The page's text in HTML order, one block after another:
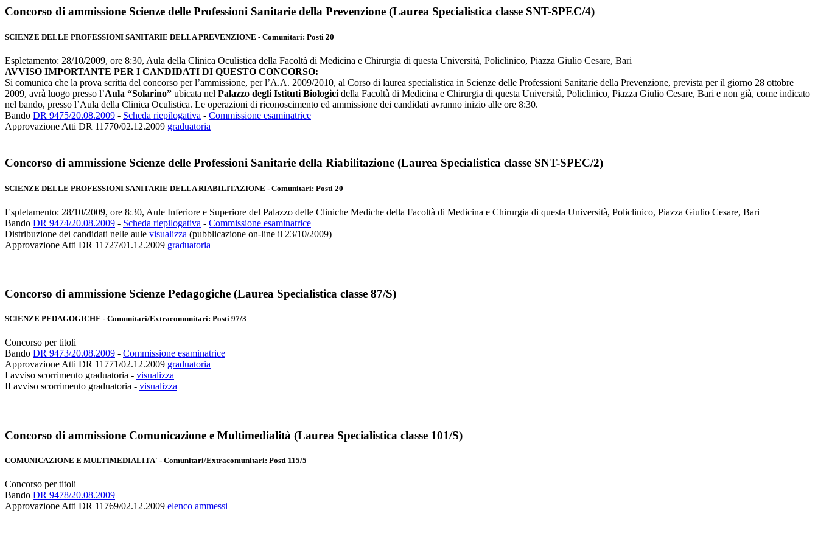
Concorso di ammissione Scienze delle Professioni Sanitarie della Prevenzione (Laurea Specialistica classe SNT-SPEC/4)
SCIENZE DELLE PROFESSIONI SANITARIE DELLA PREVENZIONE - Comunitari: Posti 20
Espletamento: 28/10/2009, ore 8:30, Aula della Clinica Oculistica della Facoltà di Medicina e Chirurgia di questa Università, Policlinico, Piazza Giulio Cesare, Bari
AVVISO IMPORTANTE PER I CANDIDATI DI QUESTO CONCORSO:
Si comunica che la prova scritta del concorso per l’ammissione, per l’A.A. 2009/2010, al Corso di laurea specialistica in Scienze delle Professioni Sanitarie della Prevenzione, prevista per il giorno 28 ottobre
2009, avrà luogo presso l’Aula “Solarino” ubicata nel Palazzo degli Istituti Biologici della Facoltà di Medicina e Chirurgia di questa Università, Policlinico, Piazza Giulio Cesare, Bari e non già, come indicato
nel bando, presso l’Aula della Clinica Oculistica. Le operazioni di riconoscimento ed ammissione dei candidati avranno inizio alle ore 8:30.
Bando DR 9475/20.08.2009 - Scheda riepilogativa - Commissione esaminatrice
Approvazione Atti DR 11770/02.12.2009 graduatoria
Concorso di ammissione Scienze delle Professioni Sanitarie della Riabilitazione (Laurea Specialistica classe SNT-SPEC/2)
SCIENZE DELLE PROFESSIONI SANITARIE DELLA RIABILITAZIONE - Comunitari: Posti 20
Espletamento: 28/10/2009, ore 8:30, Aule Inferiore e Superiore del Palazzo delle Cliniche Mediche della Facoltà di Medicina e Chirurgia di questa Università, Policlinico, Piazza Giulio Cesare, Bari
Bando DR 9474/20.08.2009 - Scheda riepilogativa - Commissione esaminatrice
Distribuzione dei candidati nelle aule visualizza (pubblicazione on-line il 23/10/2009)
Approvazione Atti DR 11727/01.12.2009 graduatoria
Concorso di ammissione Scienze Pedagogiche (Laurea Specialistica classe 87/S)
SCIENZE PEDAGOGICHE - Comunitari/Extracomunitari: Posti 97/3
Concorso per titoli
Bando DR 9473/20.08.2009 - Commissione esaminatrice
Approvazione Atti DR 11771/02.12.2009 graduatoria
I avviso scorrimento graduatoria - visualizza
II avviso scorrimento graduatoria - visualizza
Concorso di ammissione Comunicazione e Multimedialità (Laurea Specialistica classe 101/S)
COMUNICAZIONE E MULTIMEDIALITA' - Comunitari/Extracomunitari: Posti 115/5
Concorso per titoli
Bando DR 9478/20.08.2009
Approvazione Atti DR 11769/02.12.2009 elenco ammessi